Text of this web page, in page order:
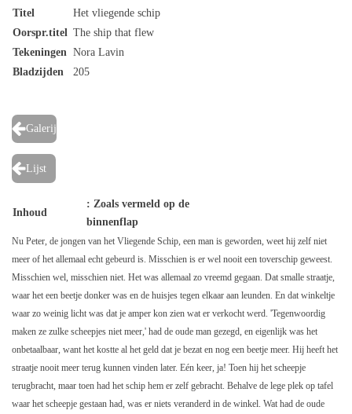
Titel
Het vliegende schip
Oorspr.titel The ship that flew
Tekeningen Nora Lavin
Bladzijden
205
Galerij
Lijst
Inhoud
: Zoals vermeld op de
binnenflap
Nu Peter, de jongen van het Vliegende Schip, een man is geworden, weet hij zelf niet
meer of het allemaal echt gebeurd is. Misschien is er wel nooit een toverschip geweest.
Misschien wel, misschien niet. Het was allemaal zo vreemd gegaan. Dat smalle straatje,
waar het een beetje donker was en de huisjes tegen elkaar aan leunden. En dat winkeltje
waar zo weinig licht was dat je amper kon zien wat er verkocht werd. 'Tegenwoordig
maken ze zulke scheepjes niet meer,' had de oude man gezegd, en eigenlijk was het
onbetaalbaar, want het kostte al het geld dat je bezat en nog een beetje meer. Hij heeft het
straatje nooit meer terug kunnen vinden later. Eén keer, ja! Toen hij het scheepje
terugbracht, maar toen had het schip hem er zelf gebracht. Behalve de lege plek op tafel
waar het scheepje gestaan had, was er niets veranderd in de winkel. Wat had de oude